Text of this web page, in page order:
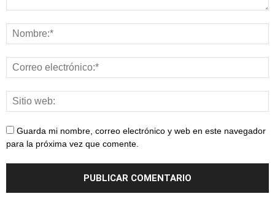
Guarda mi nombre, correo electrónico y web en este navegador
para la próxima vez que comente.